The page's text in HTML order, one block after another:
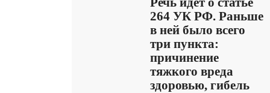
264 УК РФ. Раньше
в ней было всего
три пункта:
причинение
тяжкого вреда
здоровью, гибель